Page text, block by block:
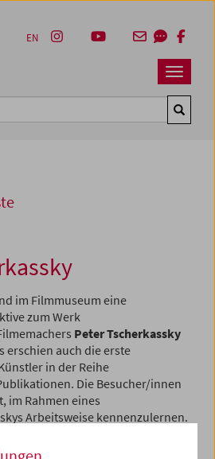
Navbar
EN
im Filmmuseum eine
zum Werk
Peter Tscherkassky
erschien auch die erste
in der Reihe
Die Besucher/innen
im Rahmen eines
Arbeitsweise kennenzulernen.
2005 - Peter Tscherkassky